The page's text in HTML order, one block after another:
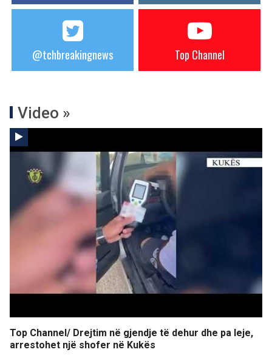
@tchbreakingnews Top Channel
Video »
Top Channel/ Drejtim në gjendje të dehur dhe pa leje,
arrestohet një shofer në Kukës